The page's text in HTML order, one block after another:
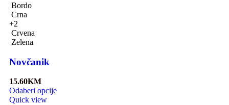
Bordo
Crna
+2
Crvena
Zelena
Novčanik
15.60KM
Odaberi opcije
Quick view